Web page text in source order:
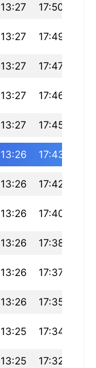
13:27 17:50
13:27 17:49
13:27 17:47
13:27 17:46
13:27 17:45
13:26 17:43
13:26 17:42
13:26 17:40
13:26 17:38
13:26 17:37
13:26 17:35
13:25 17:34
13:25 17:32